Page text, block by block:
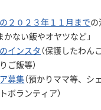
２０２３年１１月まで
かない飯やオヤツなど」
インスタ （保護したわん
ご飯等）
募集（預かりママ等、シ
ボランティア）